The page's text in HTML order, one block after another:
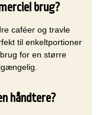
brug?
caféer og travle
til enkeltportioner
for en større
håndtere?